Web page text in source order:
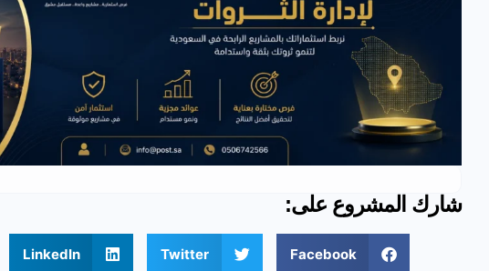
شارك المشروع على:
Facebook
Twitter
LinkedIn